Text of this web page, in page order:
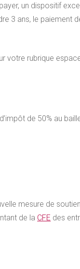
un dispositif
3 ans, le paiement
votre rubrique
de 50% au
mesure de
de la CFE des